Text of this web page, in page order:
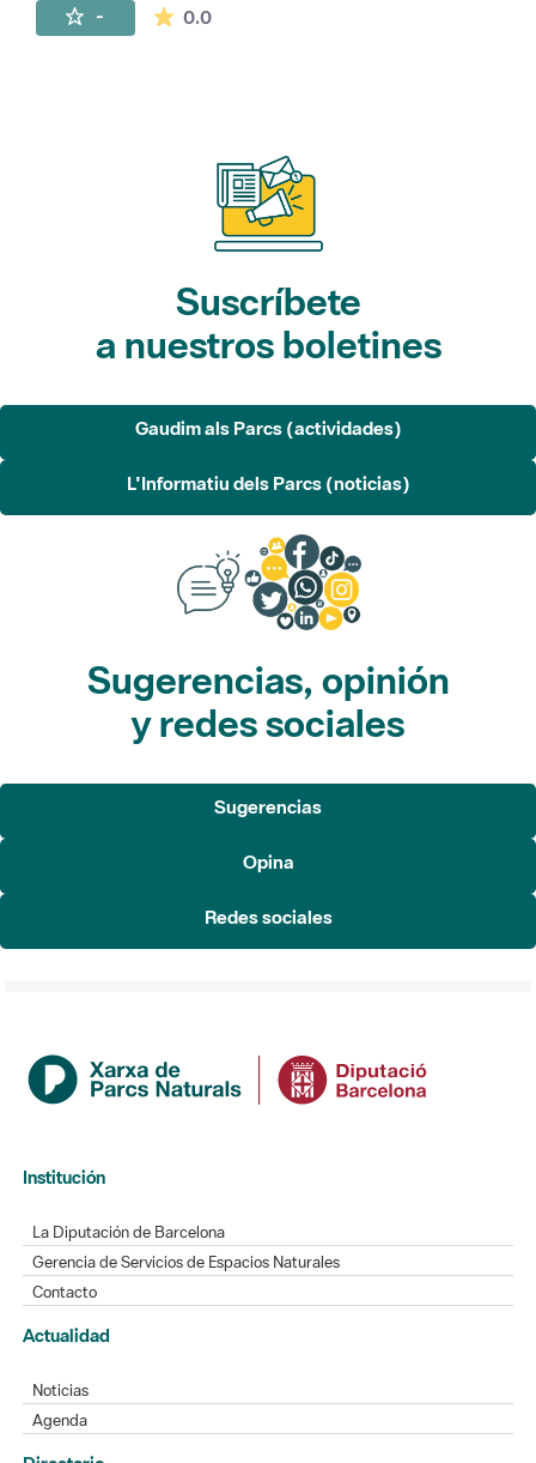
- 0.0La valoración media es de 0 estrellas de
Suscríbete
a nuestros boletines
Gaudim als Parcs (actividades)
L'Informatiu dels Parcs (noticias)
Sugerencias, opinión
y redes sociales
Sugerencias
Opina
Redes sociales
Institución
La Diputación de Barcelona
Gerencia de Servicios de Espacios Naturales
Contacto
Actualidad
Noticias
Agenda